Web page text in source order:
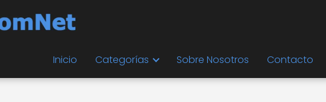
Inicio Categorías Sobre Nosotros Contacto